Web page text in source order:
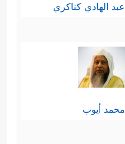
عبد الهادي كناكري
محمد أيوب